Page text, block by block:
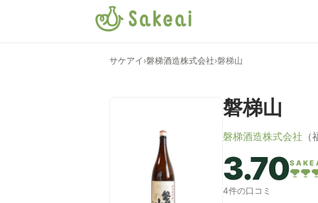
サケアイ ›磐梯酒造株式会社›磐梯山
磐梯山
磐梯酒造株式会社 （
3.70
4件の口コミ